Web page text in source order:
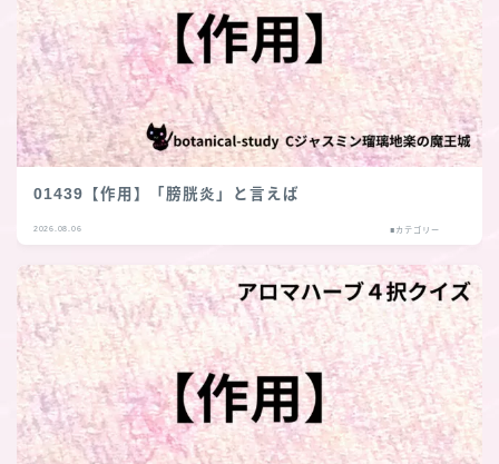
01439【作用】「膀胱炎」と言えば
2026.08.06 ■カテゴリー